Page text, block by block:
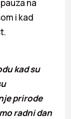
na
i kad
kad su
prirode
radni dan